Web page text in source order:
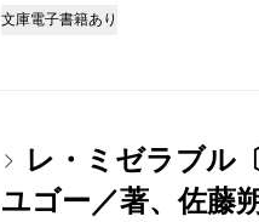
文庫電子書籍あり
レ・ミゼラブル〔
ユゴー／著、佐藤